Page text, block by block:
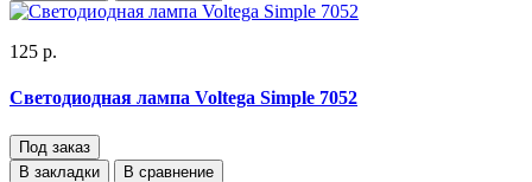
125 р.
Светодиодная лампа Voltega Simple 7052
Под заказ
В закладки
В сравнение